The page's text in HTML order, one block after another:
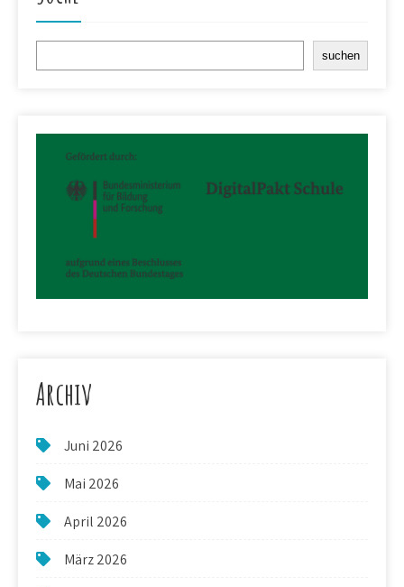
suchen
Archiv
Juni 2026
Mai 2026
April 2026
März 2026